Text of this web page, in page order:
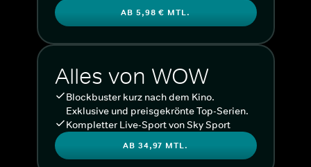
AB 5,98 € MTL.
Alles von WOW
Blockbuster kurz nach dem Kino.
Exklusive und preisgekrönte Top-Serien.
Kompletter Live-Sport von Sky Sport
AB 34,97 MTL.